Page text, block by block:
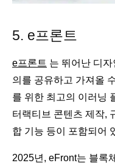
5. e프론트
e프론트 는 뛰어난 디
의를 공유하고 가져올
를 위한 최고의 이러닝
터랙티브 콘텐츠 제작,
합 기능 등이 포함되어
2025년, eFront는 블록